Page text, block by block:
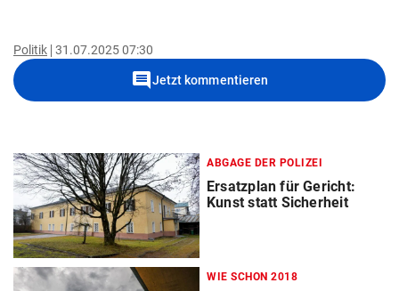
Politik 31.07.2025 07:30
commentJetzt kommentieren
ABGAGE DER POLIZEI
Ersatzplan für Gericht:
Kunst statt Sicherheit
WIE SCHON 2018